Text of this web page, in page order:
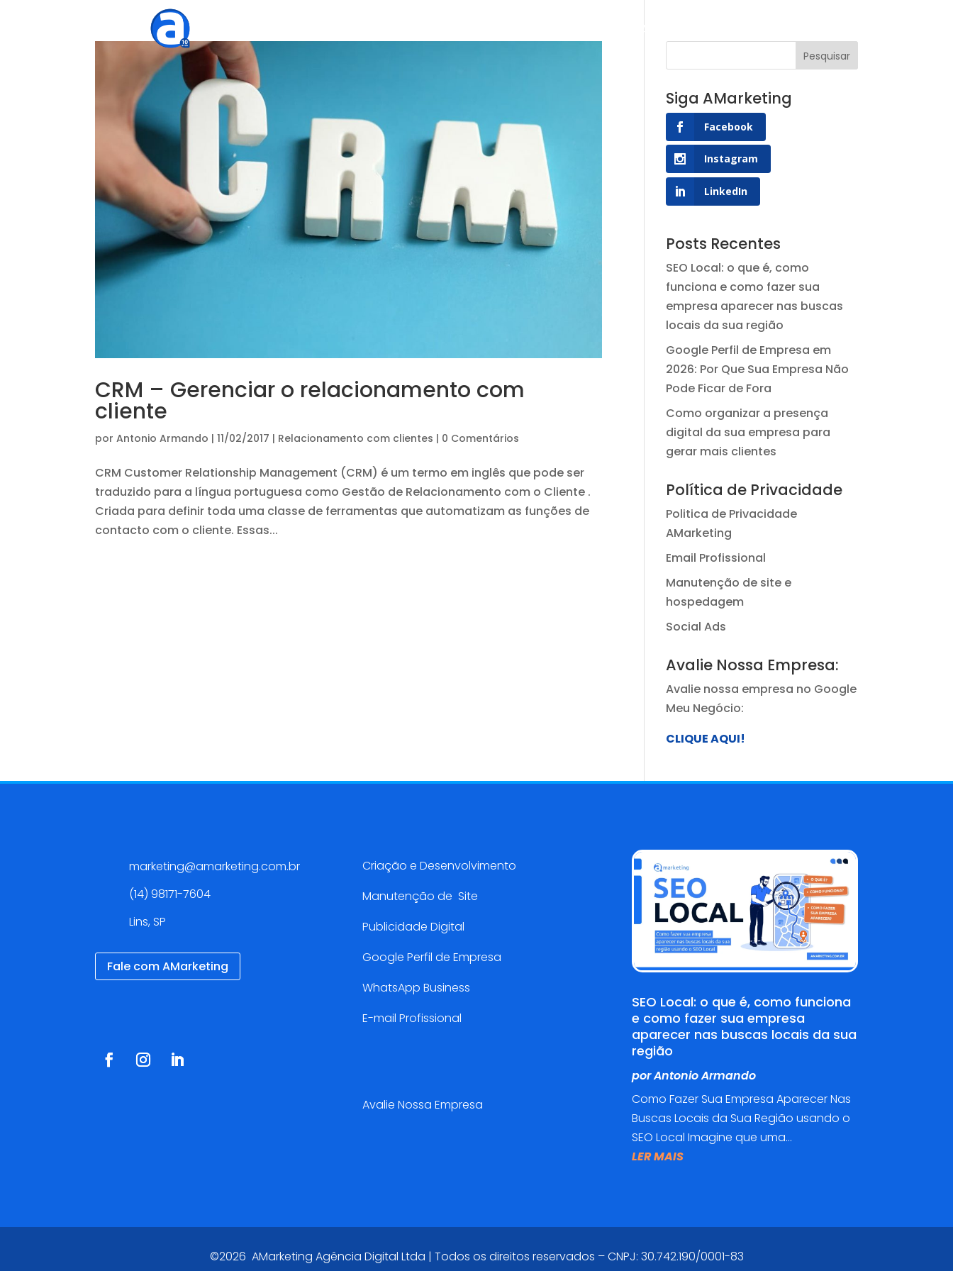
Blog AMarketing
CRM – Gerenciar o relacionamento com
cliente
porAntonio Armando |11/02/2017 | Relacionamento com clientes | 0 Comentários
CRM Customer Relationship Management (CRM) é um termo em inglês que pode ser
traduzido para a língua portuguesa como Gestão de Relacionamento com o Cliente .
Criada para definir toda uma classe de ferramentas que automatizam as funções de
contacto com o cliente. Essas...
Siga AMarketing
Facebook
Instagram
LinkedIn
Posts Recentes
SEO Local: o que é, como
funciona e como fazer sua
empresa aparecer nas buscas
locais da sua região
Google Perfil de Empresa em
2026: Por Que Sua Empresa Não
Pode Ficar de Fora
Como organizar a presença
digital da sua empresa para
gerar mais clientes
Política de Privacidade
Politica de Privacidade
AMarketing
Email Profissional
Manutenção de site e
hospedagem
Social Ads
Avalie Nossa Empresa:
Avalie nossa empresa no Google
Meu Negócio:
CLIQUE AQUI!
marketing@amarketing.com.br
(14) 98171-7604
Lins, SP
Fale com AMarketing
Criação e Desenvolvimento
Manutenção de Site
Publicidade Digital
Google Perfil de Empresa
WhatsApp Business
E-mail Profissional
Avalie Nossa Empresa
SEO Local: o que é, como funciona
e como fazer sua empresa
aparecer nas buscas locais da sua
região
porAntonio Armando
Como Fazer Sua Empresa Aparecer Nas
Buscas Locais da Sua Região usando o
SEO Local Imagine que uma...
LER MAIS
©2026 AMarketing Agência Digital Ltda | Todos os direitos reservados – CNPJ: 30.742.190/0001-83